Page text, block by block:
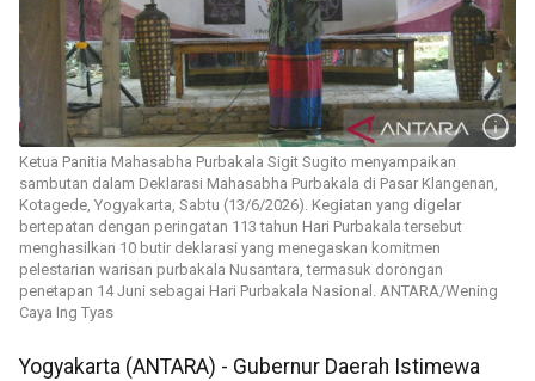
Ketua Panitia Mahasabha Purbakala Sigit Sugito menyampaikan
sambutan dalam Deklarasi Mahasabha Purbakala di Pasar Klangenan,
Kotagede, Yogyakarta, Sabtu (13/6/2026). Kegiatan yang digelar
bertepatan dengan peringatan 113 tahun Hari Purbakala tersebut
menghasilkan 10 butir deklarasi yang menegaskan komitmen
pelestarian warisan purbakala Nusantara, termasuk dorongan
penetapan 14 Juni sebagai Hari Purbakala Nasional. ANTARA/Wening
Caya Ing Tyas
Yogyakarta (ANTARA) - Gubernur Daerah Istimewa